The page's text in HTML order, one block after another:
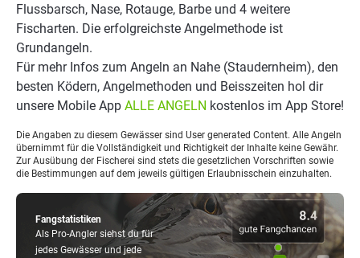
Fangstatistiken
Als Pro-Angler siehst du für
jedes Gewässer und jede
Flussbarsch, Nase, Rotauge, Barbe und 4 weitere
Fischarten. Die erfolgreichste Angelmethode ist
Grundangeln.
Für mehr Infos zum Angeln an Nahe (Staudernheim), den
besten Ködern, Angelmethoden und Beisszeiten hol dir
unsere Mobile App ALLE ANGELN kostenlos im App Store!
Die Angaben zu diesem Gewässer sind User generated Content. Alle Angeln
übernimmt für die Vollständigkeit und Richtigkeit der Inhalte keine Gewähr.
Zur Ausübung der Fischerei sind stets die gesetzlichen Vorschriften sowie
die Bestimmungen auf dem jeweils gültigen Erlaubnisschein einzuhalten.